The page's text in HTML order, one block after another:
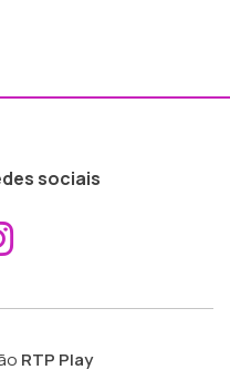
sociais
ao
RTP Play